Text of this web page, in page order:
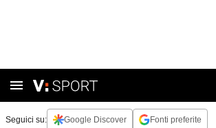
Seguici su: Google Discover Fonti preferite